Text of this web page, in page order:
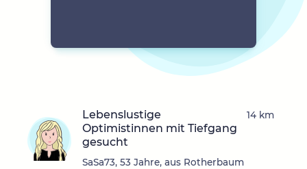
Lebenslustige
Optimistinnen mit Tiefgang
gesucht
SaSa73, 53 Jahre, aus Rotherbaum
14 km